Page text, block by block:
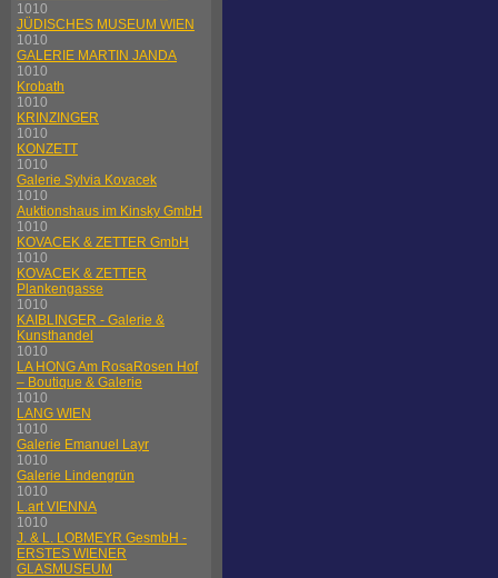
1010
JÜDISCHES MUSEUM WIEN
1010
GALERIE MARTIN JANDA
1010
Krobath
1010
KRINZINGER
1010
KONZETT
1010
Galerie Sylvia Kovacek
1010
Auktionshaus im Kinsky GmbH
1010
KOVACEK & ZETTER GmbH
1010
KOVACEK & ZETTER
Plankengasse
1010
KAIBLINGER - Galerie &
Kunsthandel
1010
LA HONG Am RosaRosen Hof
– Boutique & Galerie
1010
LANG WIEN
1010
Galerie Emanuel Layr
1010
Galerie Lindengrün
1010
L.art VIENNA
1010
J. & L. LOBMEYR GesmbH -
ERSTES WIENER
GLASMUSEUM